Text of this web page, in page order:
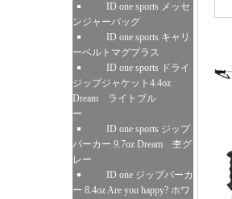
ID one sports メッセ
ンジャーバッグ
ID one sports キャリ
ーベルトマグプラス
ID one sports ドライ
ジップジャケット4.4oz
Dream ライトブル
ー
ID one sports ジップ
パーカー 9.7oz Dream 杢グ
レー
ID one ジップパーカ
ー 8.4oz Are you happy? ホワ